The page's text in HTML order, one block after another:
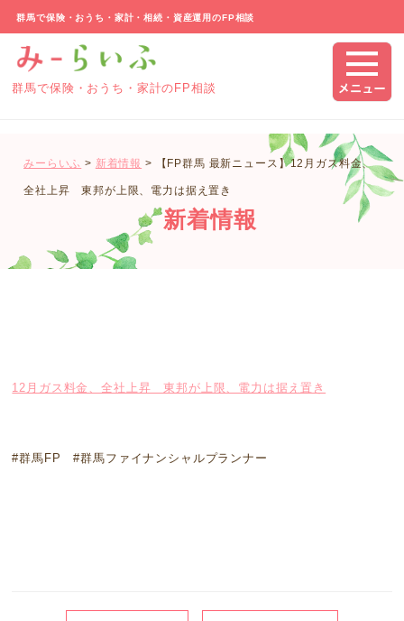
群馬で保険・おうち・家計・相続・資産運用のFP相談
群馬で保険・おうち・家計のFP相談
みーらいふ > 新着情報 > 【FP群馬 最新ニュース】12月ガス料金、
全社上昇 東邦が上限、電力は据え置き
新着情報
12月ガス料金、全社上昇 東邦が上限、電力は据え置き
#群馬FP #群馬ファイナンシャルプランナー